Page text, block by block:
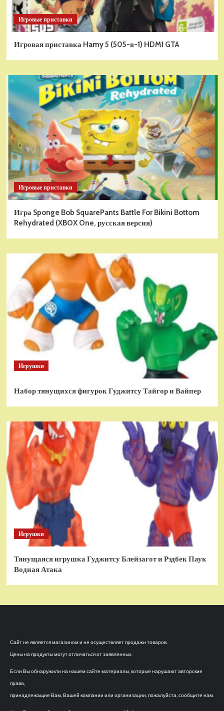
Игровые приставки
Игровая приставка Hamy 5 (505-в-1) HDMI GTA
Игровые приставки
Игра Sponge Bob SquarePants Battle For Bikini Bottom
Rehydrated (XBOX One, русская версия)
Игрушки
Набор тянущихся фигурок Гуджитсу Тайгор и Вайпер
Игрушки
Тянущаяся игрушка Гуджитсу Блейзагот и Рэдбек Паук
Водная Атака
Сайт не является магазином и не осуществляет продажи товаров.
Цены на продукты могут отличаться от заявленных.
Если Вы обнаружили на нашем сайте материалы, которые нарушают авторские
права,
принадлежащие Вам, Вашей компании или организации, пожалуйста, сообщите нам.